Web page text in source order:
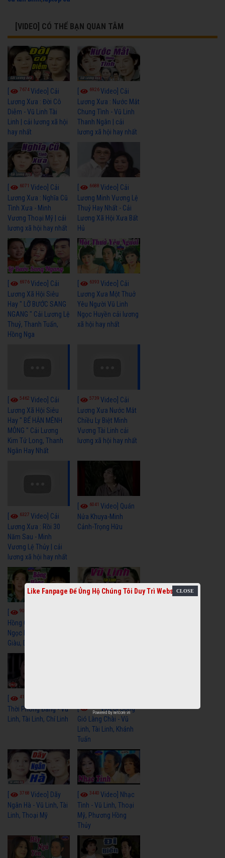
[VIDEO] CÓ THỂ BẠN QUAN TÂM
7674Video] Cải
Lương Xưa : Đời Cô
Diễm - Vũ Linh Tài
Linh | cải lương xã hội
hay nhất
6926Video] Cải
Lương Xưa : Nước Mắt
Chung Tình - Vũ Linh
Thanh Ngân | cải
lương xã hội hay nhất
6071 Video] Cải
Lương Xưa : Nghĩa Cũ
Tình Xưa - Minh
Vương Thoại Mỹ | cải
lương xã hội hay nhất
6688Video] Cải
Lương Minh Vương Lệ
Thuỷ Hay Nhất - Cải
Lương Xã Hội Xưa Bất
Hủ
6976Video] Cải
Lương Xã Hội Siêu
Hay " LỠ BƯỚC SANG
NGANG " Cải Lương Lệ
Thuỷ, Thanh Tuấn,
Hồng Nga
6393Video] Cải
Lương Xưa Một Thuở
Yêu Người Vũ Linh
Ngọc Huyền cải lương
xã hội hay nhất
5462 Video] Cải
Lương Xã Hội Siêu
Hay " BỂ HẬN MÊNH
MÔNG " Cải Lương
Kim Tử Long, Thanh
Ngân Hay Nhất
5739Video] Cải
Lương Xưa Nước Mắt
Chiều Ly Biệt Minh
Vương Tài Linh cải
lương xã hội hay nhất
6327 Video] Cải
Lương Xưa : Rồi 30
Năm Sau - Minh
Vương Lệ Thủy | cải
lương xã hội hay nhất
6041Video] Quán
Nửa Khuya-Minh
Cảnh-Trọng Hữu
9059
Hồng Cài Áo - Vũ Linh,
Ngọc Huyền, Ngọc
Giàu, Diệp Lang
4110
Thời Phóng Đãng - Vũ
Linh, Tài Linh, Chí Linh
[
Video] Sóng
Gió Làng Chài - Vũ
Linh, Tài Linh, Khánh
Tuấn
3768 Video] Dãy
Ngân Hà - Vũ Linh, Tài
Linh, Thoại Mỹ
3440Video] Nhạc
Tình - Vũ Linh, Thoại
Mỹ, Phương Hồng
Thủy
Like Fanpage Để Ủng Hộ Chúng Tôi Duy Trì Website
Powered by netcore.vn